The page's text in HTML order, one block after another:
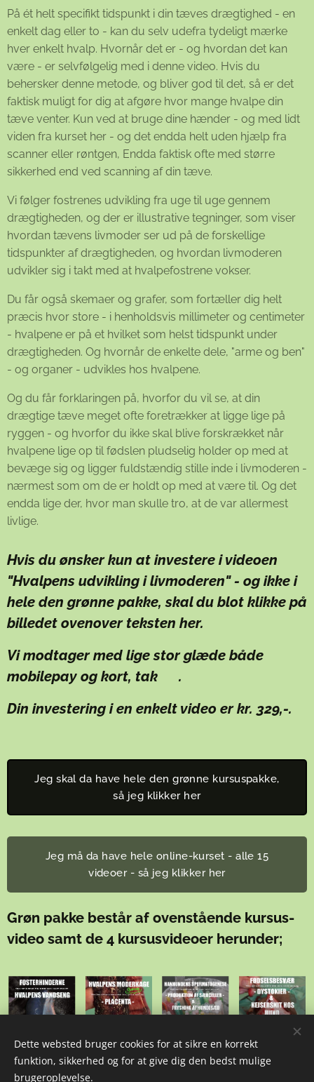
På ét helt specifikt tidspunkt i din tæves drægtighed - en
enkelt dag eller to - kan du selv udefra tydeligt mærke
hver enkelt hvalp. Hvornår det er - og hvordan det kan
være - er selvfølgelig med i denne video. Hvis du
behersker denne metode, og bliver god til det, så er det
faktisk muligt for dig at afgøre hvor mange hvalpe din
tæve venter. Kun ved at bruge dine hænder - og med lidt
viden fra kurset her - og det endda helt uden hjælp fra
scanner eller røntgen, Endda faktisk ofte med større
sikkerhed end ved scanning af din tæve.
Vi følger fostrenes udvikling fra uge til uge gennem
drægtigheden, og der er illustrative tegninger, som viser
hvordan tævens livmoder ser ud på de forskellige
tidspunkter af drægtigheden, og hvordan livmoderen
udvikler sig i takt med at hvalpefostrene vokser.
Du får også skemaer og grafer, som fortæller dig helt
præcis hvor store - i henholdsvis millimeter og centimeter
- hvalpene er på et hvilket som helst tidspunkt under
drægtigheden. Og hvornår de enkelte dele, "arme og ben"
- og organer - udvikles hos hvalpene.
Og du får forklaringen på, hvorfor du vil se, at din
drægtige tæve meget ofte foretrækker at ligge lige på
ryggen - og hvorfor du ikke skal blive forskrækket når
hvalpene lige op til fødslen pludselig holder op med at
bevæge sig og ligger fuldstændig stille inde i livmoderen -
nærmest som om de er holdt op med at være til. Og det
endda lige der, hvor man skulle tro, at de var allermest
livlige.
Hvis du ønsker kun at investere i videoen
"Hvalpens udvikling i livmoderen" - og ikke i
hele den grønne pakke, skal du blot klikke på
billedet ovenover teksten her.
Vi modtager med lige stor glæde både
mobilepay og kort, tak 😊.
Din investering i en enkelt video er kr. 329,-.
Jeg skal da have hele den grønne kursuspakke,
så jeg klikker her
Jeg må da have hele online-kurset - alle 15
videoer - så jeg klikker her
Grøn pakke består af ovenstående kursus-
video samt de 4 kursusvideoer herunder;
Dette websted bruger cookies for at sikre en korrekt
funktion, sikkerhed og for at give dig den bedst mulige
brugeroplevelse.